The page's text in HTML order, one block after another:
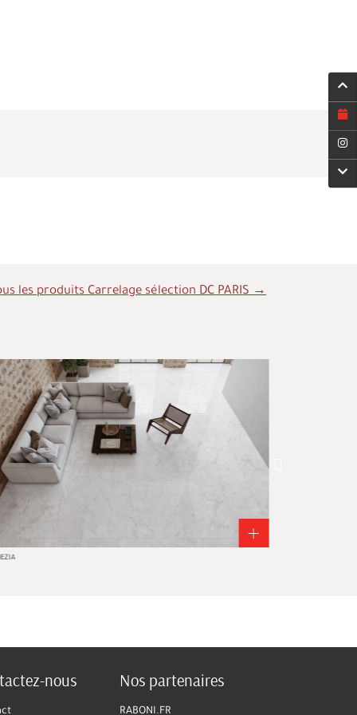
les produits Carrelage sélection DC PARIS →
nous Nos partenaires
RABONI.FR